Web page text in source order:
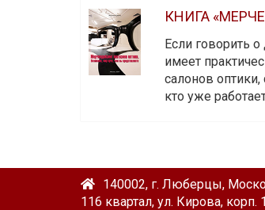
КНИГА
Если говорить
имеет
салонов
кто уже
140002, г. Люберцы,
116 квартал, ул. Кирова, корп.